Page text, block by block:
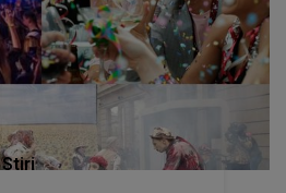
Stiri